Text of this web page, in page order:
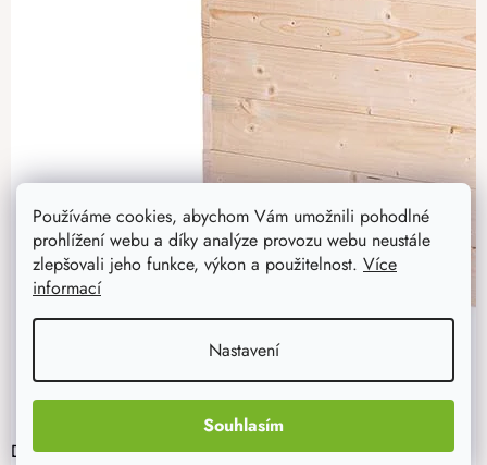
Používáme cookies, abychom Vám umožnili pohodlné
prohlížení webu a díky analýze provozu webu neustále
zlepšovali jeho funkce, výkon a použitelnost. Více
informací
Nastavení
Souhlasím
Dřevěný vyvýšený záhon 120 x 60 x 60 cm